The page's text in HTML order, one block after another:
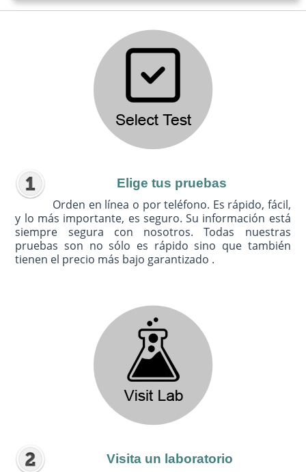
Elige tus pruebas
Orden en línea o por teléfono. Es rápido, fácil,
y lo más importante, es seguro. Su información está
siempre segura con nosotros. Todas nuestras
pruebas son no sólo es rápido sino que también
tienen el precio más bajo garantizado .
Visita un laboratorio